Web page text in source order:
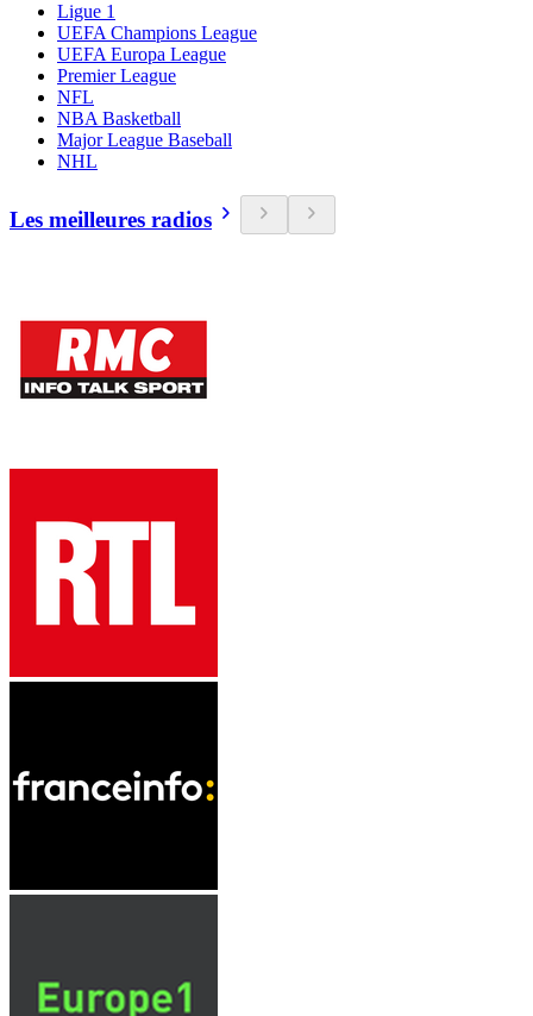
Ligue 1
UEFA Champions League
UEFA Europa League
Premier League
NFL
NBA Basketball
Major League Baseball
NHL
Les meilleures radios